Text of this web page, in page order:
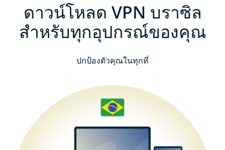
ดาวน์โหลด VPN บราซิล
สำหรับทุกอุปกรณ์ของคุณ
ปกป้องตัวคุณในทุกที่